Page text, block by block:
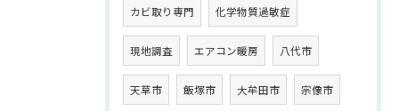
カビ取り専門 化学物質過敏症
現地調査 エアコン暖房 八代市
天草市 飯塚市 大牟田市 宗像市